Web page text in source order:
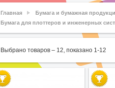
Главная
Бумага и бумажная
Бумага для плоттеров и инженерных
Выбрано товаров – 12, показано 1-12